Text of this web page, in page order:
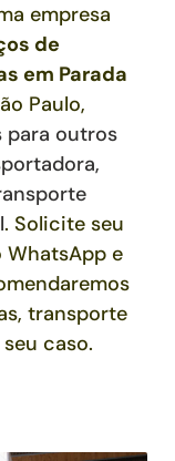
empresa
de
em Parada
Paulo,
para outros
. Solicite seu
e
transporte
caso.